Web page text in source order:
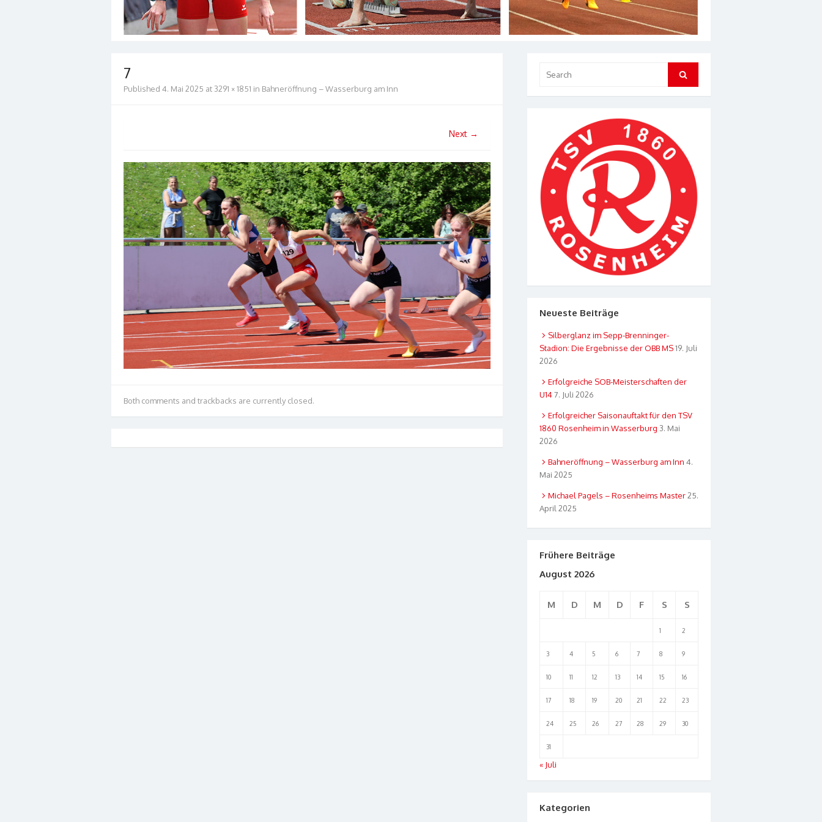
7
Published 4. Mai 2025 at 3291 × 1851 in Bahneröffnung – Wasserburg am Inn
Next →
Both comments and trackbacks are currently closed.
for:
Search
Neueste Beiträge
Silberglanz im Sepp-Brenninger-
Stadion: Die Ergebnisse der OBB MS19. Juli
2026
Erfolgreiche SOB-Meisterschaften der
U14 7. Juli 2026
Erfolgreicher Saisonauftakt für den TSV
1860 Rosenheim in Wasserburg 3. Mai
2026
Bahneröffnung – Wasserburg am Inn 4.
Mai 2025
Michael Pagels – Rosenheims Master25.
April 2025
Frühere Beiträge
August 2026
M D M D F S S
1 2
3 4 5 6 7 8 9
10 11 12 13 14 15 16
17 18 19 20 21 22 23
24 25 26 27 28 29 30
31
« Juli
Kategorien